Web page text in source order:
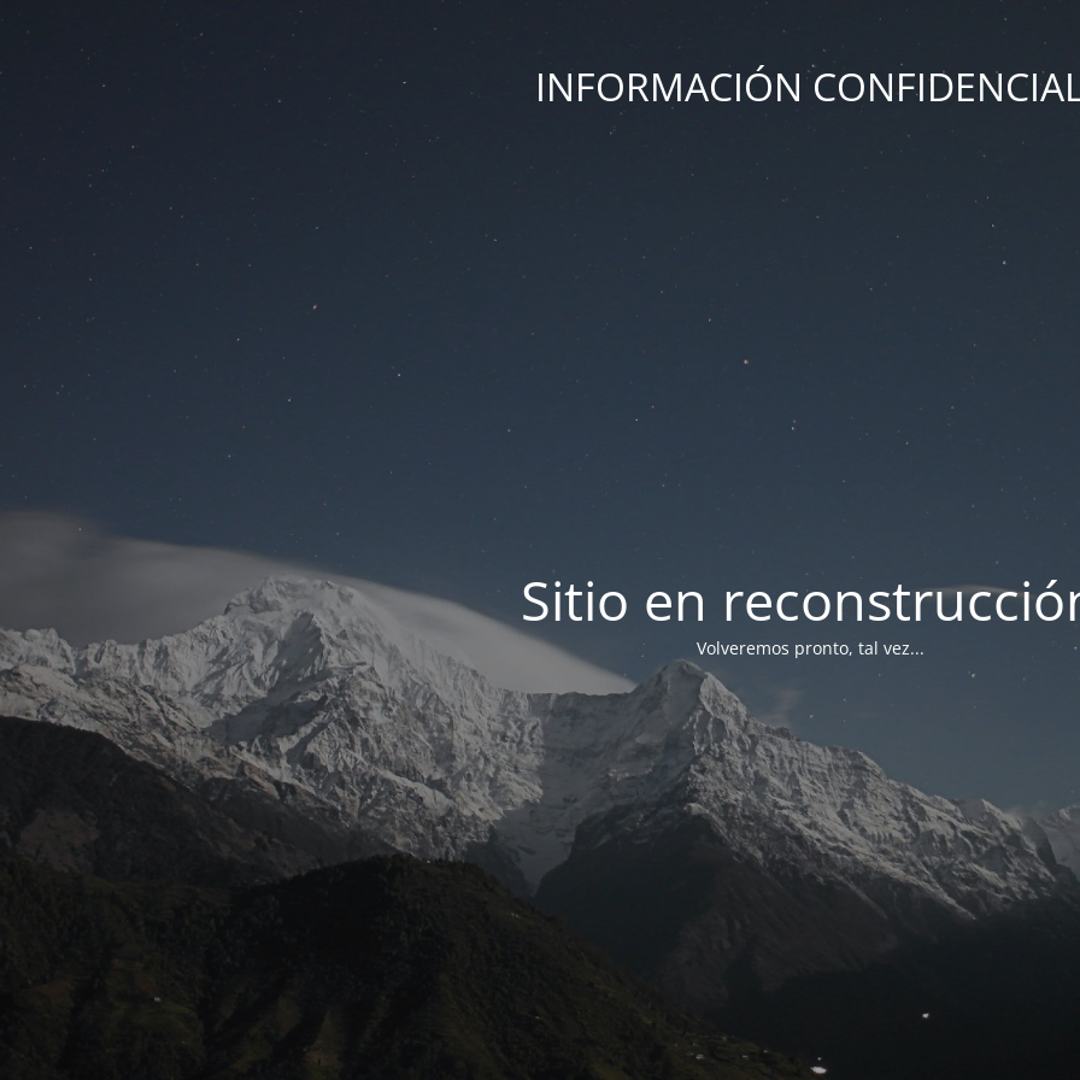
INFORMACIÓN
Sitio en
Volveremos pronto, tal vez...